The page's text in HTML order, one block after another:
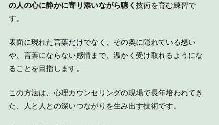
の人の心に静かに寄り添いながら聴く技術を育む練習で
す。
表面に現れた言葉だけでなく、その奥に隠れている想い
や、言葉にならない感情まで、温かく受け取れるようにな
ることを目指します。
この方法は、心理カウンセリングの現場で長年培われてき
た、人と人との深いつながりを生み出す技術です。